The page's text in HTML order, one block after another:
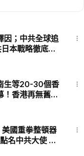
SoundofHopeN
好作品的動力。您也
因；中共全球追
本戰略徹底變
主服兵役獨自
生等20-30個香
！香港再無舊日
國重拳整頓器
名中共大使 鄭